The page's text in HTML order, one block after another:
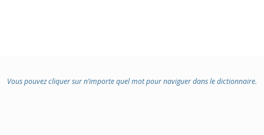
Vous pouvez cliquer sur n’importe quel mot pour naviguer dans le dictionnaire.